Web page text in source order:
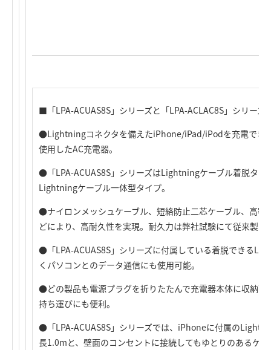
■「LPA-ACUAS8S」シリーズと「LPA-ACLAC8S」シリーズ
●Lightningコネクタを備えたiPhone/iPad/iPodを充電でき
使用したAC充電器。
●「LPA-ACUAS8S」シリーズはLightningケーブル着脱タイ
Lightningケーブル一体型タイプ。
●ナイロンメッシュケーブル、短絡防止二芯ケーブル、高密
どにより、高耐久性を実現。耐久力は弊社試験にて従来製品
●「LPA-ACUAS8S」シリーズに付属している着脱できる
くパソコンとのデータ通信にも使用可能。
●どの製品も電源プラグを折りたたんで充電器本体に収納可
持ち運びにも便利。
●「LPA-ACUAS8S」シリーズでは、iPhoneに付属の
長1.0mと、壁面のコンセントに接続してもゆとりのあるケ